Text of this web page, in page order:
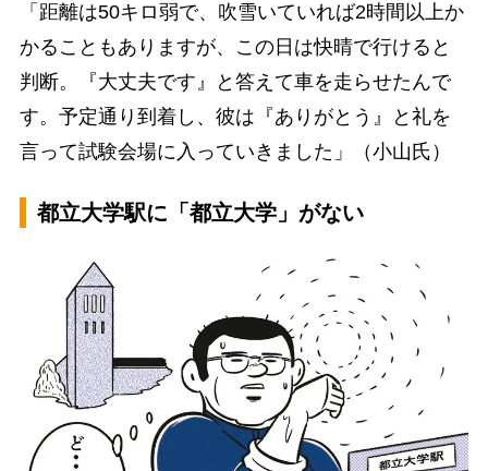
「距離は50キロ弱で、吹雪いていれば2時間以上か
かることもありますが、この日は快晴で行けると
判断。『大丈夫です』と答えて車を走らせたんで
す。予定通り到着し、彼は『ありがとう』と礼を
言って試験会場に入っていきました」（小山氏）
都立大学駅に「都立大学」がない